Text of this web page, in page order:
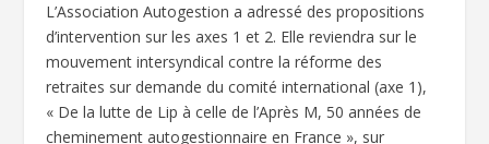
L’Association Autogestion a adressé des propositions
d’intervention sur les axes 1 et 2. Elle reviendra sur le
mouvement intersyndical contre la réforme des
retraites sur demande du comité international (axe 1),
« De la lutte de Lip à celle de l’Après M, 50 années de
cheminement autogestionnaire en France », sur